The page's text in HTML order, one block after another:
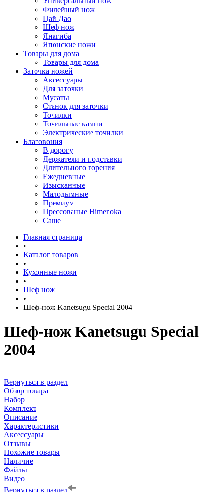
Филейный нож
Цай Дао
Шеф нож
Янагиба
Японские ножи
Товары для дома
Товары для дома
Заточка ножей
Аксессуары
Для заточки
Мусаты
Станок для заточки
Точилки
Точильные камни
Электрические точилки
Благовония
В дорогу
Держатели и подставки
Длительного горения
Ежедневные
Изысканные
Малодымные
Премиум
Прессованые Himenoka
Саше
Главная страница
•
Каталог товаров
•
Кухонные ножи
•
Шеф нож
•
Шеф-нож Kanetsugu Special 2004
Шеф-нож Kanetsugu Special
2004
Вернуться в раздел
Обзор товара
Набор
Комплект
Описание
Характеристики
Аксессуары
Отзывы
Похожие товары
Наличие
Файлы
Видео
Вернуться в раздел